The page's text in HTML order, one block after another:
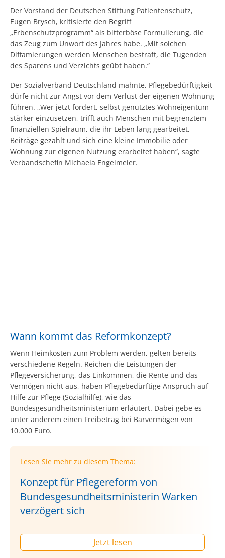
Der Vorstand der Deutschen Stiftung Patientenschutz,
Eugen Brysch, kritisierte den Begriff
„Erbenschutzprogramm“ als bitterböse Formulierung, die
das Zeug zum Unwort des Jahres habe. „Mit solchen
Diffamierungen werden Menschen bestraft, die Tugenden
des Sparens und Verzichts geübt haben.“
Der Sozialverband Deutschland mahnte, Pflegebedürftigkeit
dürfe nicht zur Angst vor dem Verlust der eigenen Wohnung
führen. „Wer jetzt fordert, selbst genutztes Wohneigentum
stärker einzusetzen, trifft auch Menschen mit begrenztem
finanziellen Spielraum, die ihr Leben lang gearbeitet,
Beiträge gezahlt und sich eine kleine Immobilie oder
Wohnung zur eigenen Nutzung erarbeitet haben“, sagte
Verbandschefin Michaela Engelmeier.
Wann kommt das Reformkonzept?
Wenn Heimkosten zum Problem werden, gelten bereits
verschiedene Regeln. Reichen die Leistungen der
Pflegeversicherung, das Einkommen, die Rente und das
Vermögen nicht aus, haben Pflegebedürftige Anspruch auf
Hilfe zur Pflege (Sozialhilfe), wie das
Bundesgesundheitsministerium erläutert. Dabei gebe es
unter anderem einen Freibetrag bei Barvermögen von
10.000 Euro.
Lesen Sie mehr zu diesem Thema:
Konzept für Pflegereform von
Bundesgesundheitsministerin Warken
verzögert sich
Jetzt lesen